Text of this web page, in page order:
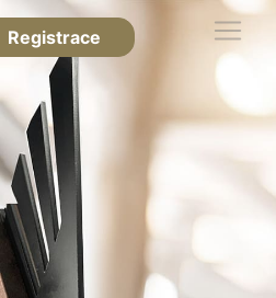
Registrace